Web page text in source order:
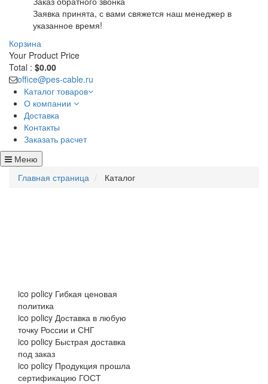
Заявка принята, с вами свяжется наш менеджер в
указанное время!
Корзина
Your Product Price
Total : $0.00
office@pes-cable.ru
Каталог товаров
О компании
Доставка
Контакты
Заказать расчет
Меню
Главная страница
Каталог
ico policy Гибкая ценовая
политика
ico policy Доставка в любую
точку России и СНГ
ico policy Быстрая доставка
под заказ
ico policy Продукция прошла
сертификацию ГОСТ